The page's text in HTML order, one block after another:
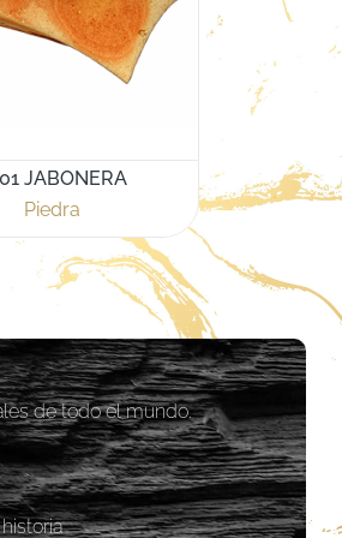
JABONERA
Piedra
de todo el mundo.